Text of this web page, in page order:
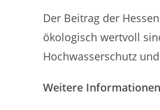
Der Beitrag der
ökologisch wertvoll
Hochwasserschutz
Weitere